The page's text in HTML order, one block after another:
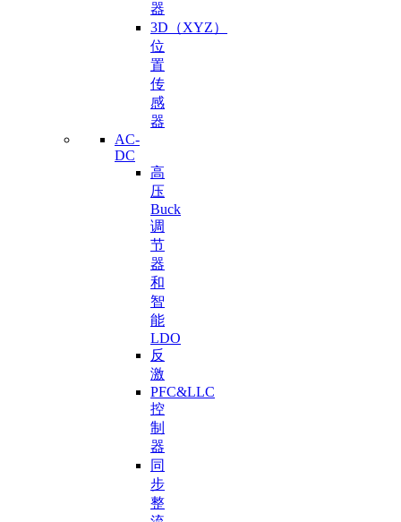
器
3D（XYZ）
位
置
传
感
器
AC-
DC
高
压
Buck
调
节
器
和
智
能
LDO
反
激
PFC&LLC
控
制
器
同
步
整